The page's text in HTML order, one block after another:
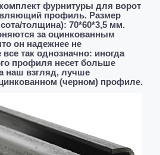
фурнитуры для ворот
профиль. Размер
толщина): 70*60*3,5 мм.
за оцинкованным
он надежнее не
так однозначно: иногда
профиля несет больше
наш взгляд, лучше
(черном) профиле.